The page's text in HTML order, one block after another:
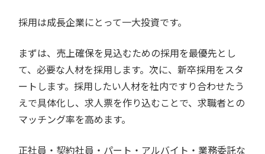
採用は成長企業にとって一大投資です。
まずは、売上確保を見込むための採用を最優先とし
て、必要な人材を採用します。次に、新卒採用をスタ
ートします。採用したい人材を社内ですり合わせたう
えで具体化し、求人票を作り込むことで、求職者との
マッチング率を高めます。
正社員・契約社員・パート・アルバイト・業務委託な